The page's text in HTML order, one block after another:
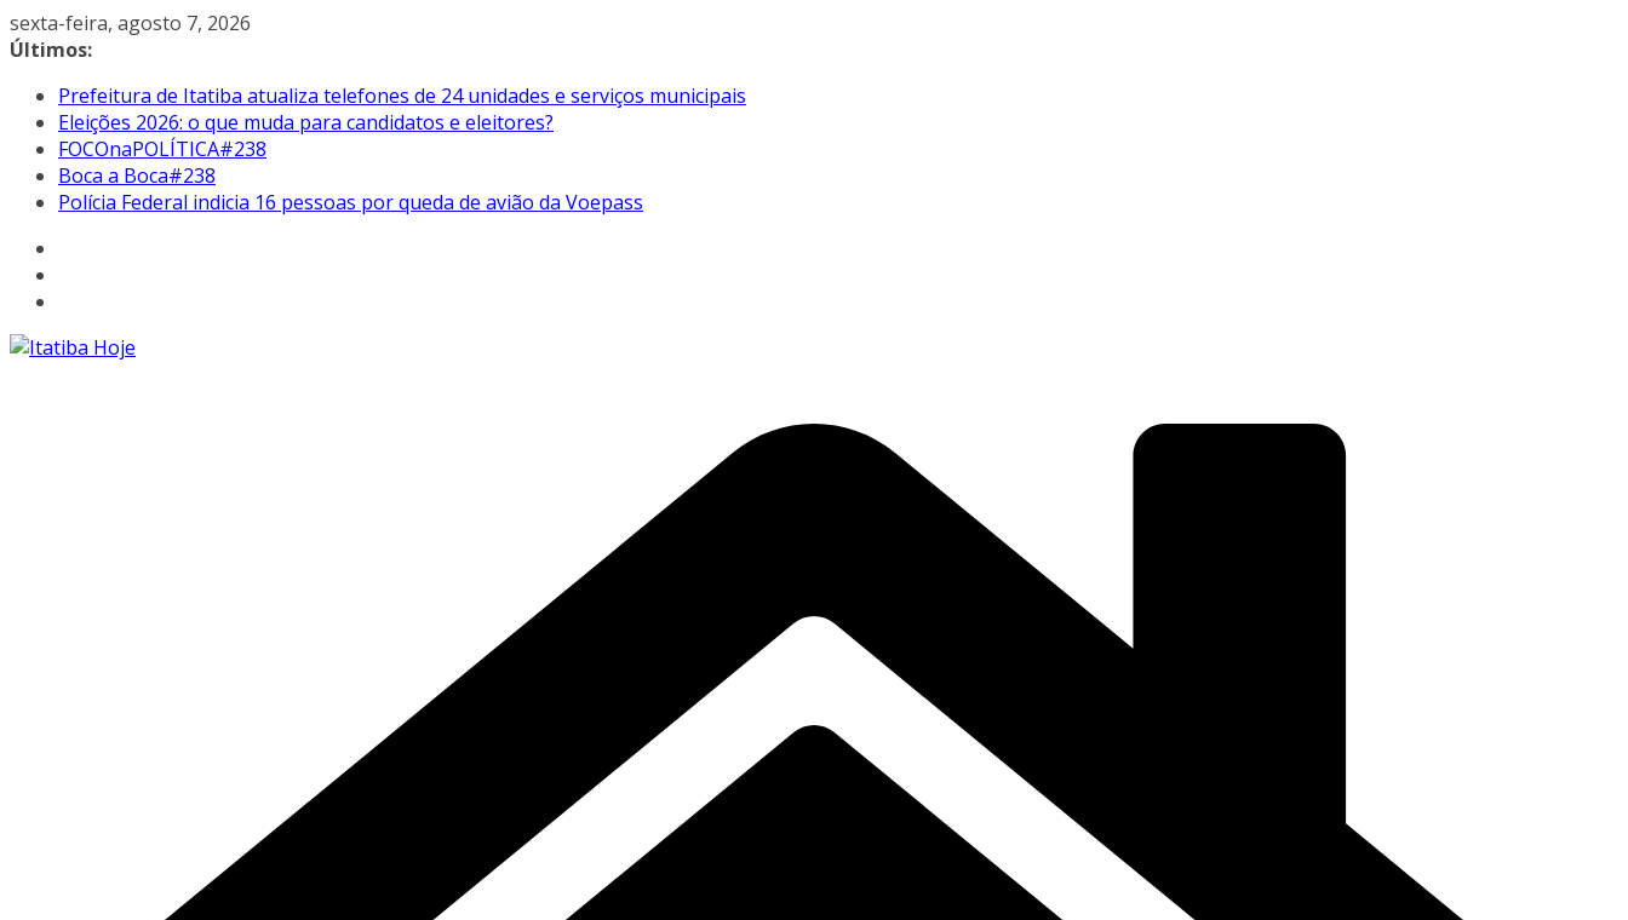
Pular
para
conteúdo
sexta-feira, agosto 7, 2026
Últimos:
Prefeitura de Itatiba atualiza telefones de 24 unidades e serviços municipais
Eleições 2026: o que muda para candidatos e eleitores?
FOCOnaPOLÍTICA#238
Boca a Boca#238
Polícia Federal indicia 16 pessoas por queda de avião da Voepass